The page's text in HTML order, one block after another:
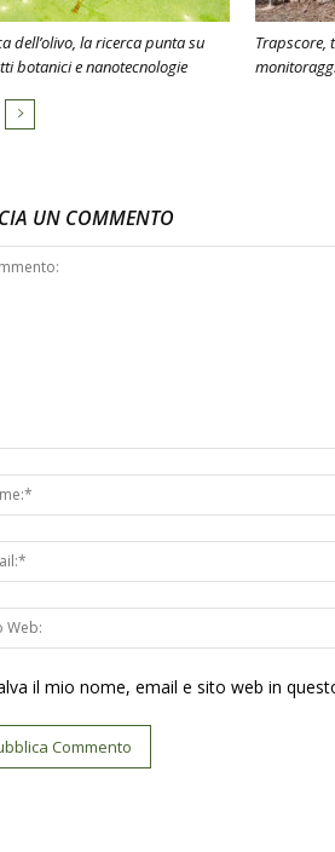
dell’olivo, la ricerca punta su
botanici e nanotecnologie
Trapscore,
UN COMMENTO
il mio nome, email e sito web in